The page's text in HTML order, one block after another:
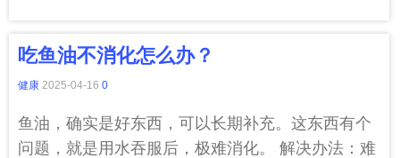
吃鱼油不消化怎么办？
健康 2025-04-16 0
鱼油，确实是好东西，可以长期补充。这东西有个
问题，就是用水吞服后，极难消化。 解决办法：难